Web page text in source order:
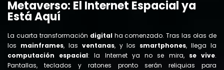
Metaverso: El Internet Espacial ya
Está Aquí
La cuarta transformación digitalha comenzado. Tras las olas de
los mainframes, las ventanas, y los smartphones, llega la
computación espacial: la Internet ya no se mira, se vive.
Pantallas, teclados y ratones pronto serán reliquias para